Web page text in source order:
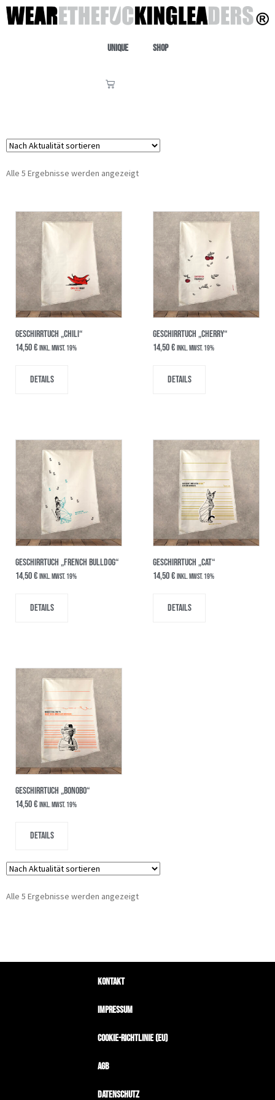
Unique Shop
Alle 5 Ergebnisse werden angezeigt
GESCHIRRTUCH „CHILI“
14,50€ inkl. MwSt. 19%
Details
GESCHIRRTUCH „CHERRY“
14,50€ inkl. MwSt. 19%
Details
GESCHIRRTUCH „FRENCH BULLDOG“
14,50€ inkl. MwSt. 19%
Details
GESCHIRRTUCH „CAT“
14,50€ inkl. MwSt. 19%
Details
GESCHIRRTUCH „BONOBO“
14,50€ inkl. MwSt. 19%
Details
Alle 5 Ergebnisse werden angezeigt
Kontakt
Impressum
Cookie-Richtlinie (EU)
AGB
Datenschutz